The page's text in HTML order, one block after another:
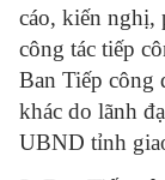
cáo, kiến nghị,
công tác tiếp
Ban Tiếp công
khác do lãnh
UBND tỉnh